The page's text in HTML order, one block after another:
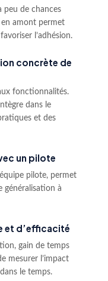
peu de chances
en amont permet
l’adhésion.
concrète de
fonctionnalités.
dans le
et des
un pilote
pilote, permet
généralisation à
et d’efficacité
gain de temps
mesurer l’impact
le temps.